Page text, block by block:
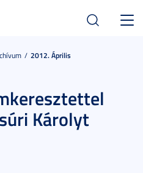
2012. Április
Károlyt